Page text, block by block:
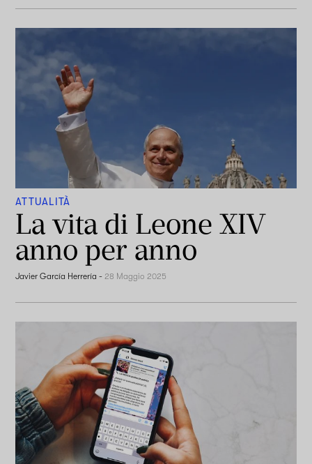
ATTUALITÀ
La vita di Leone XIV
anno per anno
Javier García Herrería - 28 Maggio 2025